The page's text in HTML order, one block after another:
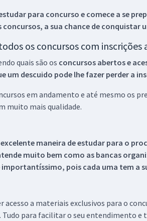
para concurso e comece a se
concursos, a sua chance de conquistar
os concursos com inscrições
quais são os concursos abertos e
descuido pode lhe fazer perder a
em andamento e até mesmo os
muito mais qualidade.
maneira de estudar para o
muito bem como as bancas
pois cada uma tem a
acesso a materiais exclusivos para o
para facilitar o seu entendimento